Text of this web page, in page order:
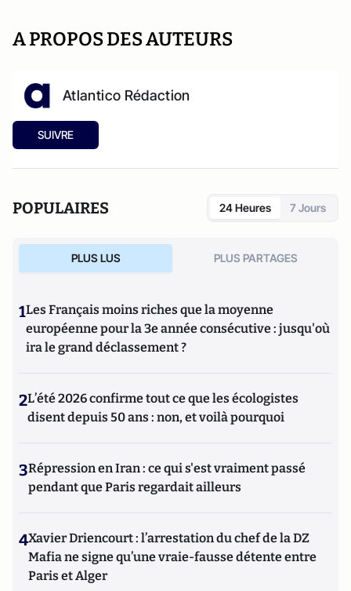
A PROPOS DES AUTEURS
Atlantico Rédaction
SUIVRE
POPULAIRES 24 Heures 7 Jours
PLUS LUS PLUS PARTAGES
1Les Français moins riches que la moyenne
européenne pour la 3e année consécutive : jusqu'où
ira le grand déclassement ?
2L’été 2026 confirme tout ce que les écologistes
disent depuis 50 ans : non, et voilà pourquoi
3Répression en Iran : ce qui s'est vraiment passé
pendant que Paris regardait ailleurs
4Xavier Driencourt : l’arrestation du chef de la DZ
Mafia ne signe qu’une vraie-fausse détente entre
Paris et Alger